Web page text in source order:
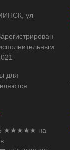
ул
для
★★★★★ на